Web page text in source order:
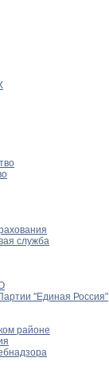
служба
"Единая Россия"
районе